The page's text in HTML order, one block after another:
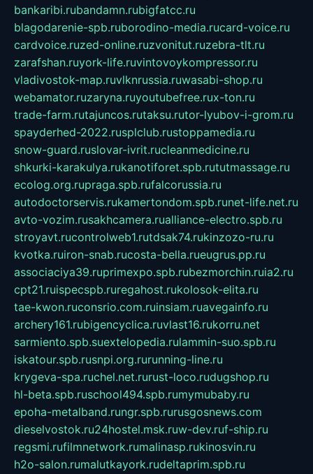
bankaribi.rubandamn.rubigfatcc.ru
blagodarenie-spb.ruborodino-media.rucard-voice.ru
cardvoice.ruzed-online.ruzvonitut.ruzebra-tlt.ru
zarafshan.ruyork-life.ruvintovoykompressor.ru
vladivostok-map.ruvlknrussia.ruwasabi-shop.ru
webamator.ruzaryna.ruyoutubefree.rux-ton.ru
trade-farm.rutajuncos.rutaksu.rutor-lyubov-i-grom.ru
spayderhed-2022.rusplclub.rustoppamedia.ru
snow-guard.ruslovar-ivrit.rucleanmedicine.ru
shkurki-karakulya.rukanotiforet.spb.rututmassage.ru
ecolog.org.rupraga.spb.rufalcorussia.ru
autodoctorservis.rukamertondom.spb.runet-life.net.ru
avto-vozim.rusakhcamera.rualliance-electro.spb.ru
stroyavt.rucontrolweb1.rutdsak74.rukinzozo-ru.ru
kvotka.ruiron-snab.rucosta-bella.rueugrus.pp.ru
associaciya39.ruprimexpo.spb.rubezmorchin.ruia2.ru
cpt21.ruispecspb.ruregahost.rukolosok-elita.ru
tae-kwon.ruconsrio.com.ruinsiam.ruavegainfo.ru
archery161.rubigencyclica.ruvlast16.rukorru.net
sarmiento.spb.suextelopedia.rulammin-suo.spb.ru
iskatour.spb.rusnpi.org.rurunning-line.ru
krygeva-spa.ruchel.net.rurust-loco.rudugshop.ru
hl-beta.spb.ruschool494.spb.rumymubaby.ru
epoha-metalband.rungr.spb.rurusgosnews.com
dieselvostok.ru24hostel.msk.ruw-dev.ruf-ship.ru
regsmi.rufilmnetwork.rumalinasp.rukinosvin.ru
h2o-salon.rumalutkayork.rudeltaprim.spb.ru